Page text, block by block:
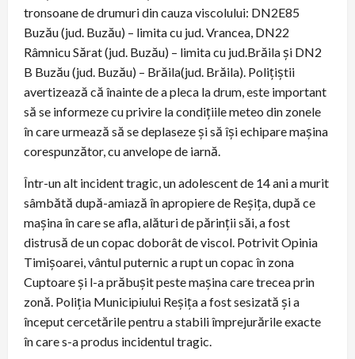
tronsoane de drumuri din cauza viscolului: DN2E85
Buzău (jud. Buzău) – limita cu jud. Vrancea, DN22
Râmnicu Sărat (jud. Buzău) – limita cu jud.Brăila și DN2
B Buzău (jud. Buzău) – Brăila(jud. Brăila). Polițiștii
avertizează că înainte de a pleca la drum, este important
să se informeze cu privire la condițiile meteo din zonele
în care urmează să se deplaseze și să își echipare mașina
corespunzător, cu anvelope de iarnă.
Într-un alt incident tragic, un adolescent de 14 ani a murit
sâmbătă după-amiază în apropiere de Reșița, după ce
mașina în care se afla, alături de părinții săi, a fost
distrusă de un copac doborât de viscol. Potrivit Opinia
Timișoarei, vântul puternic a rupt un copac în zona
Cuptoare și l-a prăbușit peste mașina care trecea prin
zonă. Poliția Municipiului Reșița a fost sesizată și a
început cercetările pentru a stabili împrejurările exacte
în care s-a produs incidentul tragic.